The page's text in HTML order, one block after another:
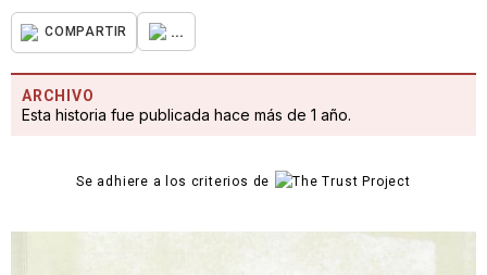
COMPARTIR ...
ARCHIVO
Esta historia fue publicada hace más de 1 año.
Se adhiere a los criterios de